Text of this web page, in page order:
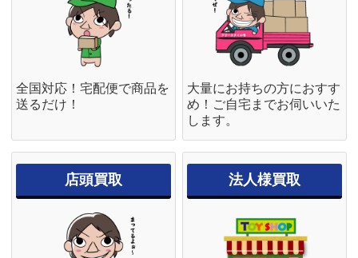
全国対応！宅配便で商品を
送るだけ！
大量にお持ちの方におすす
め！ご自宅までお伺いいた
します。
店頭買取 法人様買取